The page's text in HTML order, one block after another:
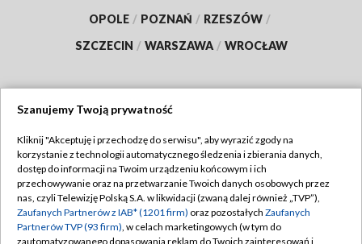
OPOLE / POZNAŃ / RZESZÓW /
SZCZECIN / WARSZAWA / WROCŁAW
TVP
Abonament TVP
Emisja w TVP
Centrum informacji TVP
Regulamin TVP
Polityka prywatności
Moje zgody
Szanujemy Twoją prywatność
Kliknij "Akceptuję i przechodzę do serwisu", aby wyrazić zgody na
korzystanie z technologii automatycznego śledzenia i zbierania danych,
dostęp do informacji na Twoim urządzeniu końcowym i ich
przechowywanie oraz na przetwarzanie Twoich danych osobowych przez
nas, czyli Telewizję Polską S.A. w likwidacji (zwaną dalej również „TVP”),
Zaufanych Partnerów z IAB* (1201 firm) oraz pozostałych Zaufanych
Partnerów TVP (93 firm), w celach marketingowych (w tym do
zautomatyzowanego dopasowania reklam do Twoich zainteresowań i